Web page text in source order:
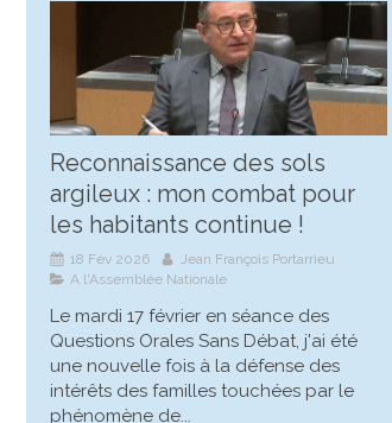
Reconnaissance des sols
argileux : mon combat pour
les habitants continue !
18 Fév 2026
Jean François Portarrieu
A l'Assemblée Nationale
Le mardi 17 février en séance des
Questions Orales Sans Débat, j'ai été
une nouvelle fois à la défense des
intérêts des familles touchées par le
phénomène de...